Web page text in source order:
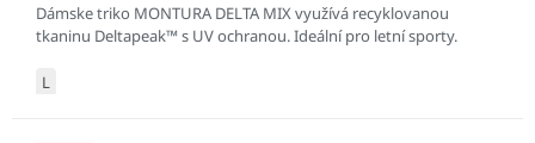
Dámske triko MONTURA DELTA MIX využívá recyklovanou
tkaninu Deltapeak™ s UV ochranou. Ideální pro letní sporty.
L